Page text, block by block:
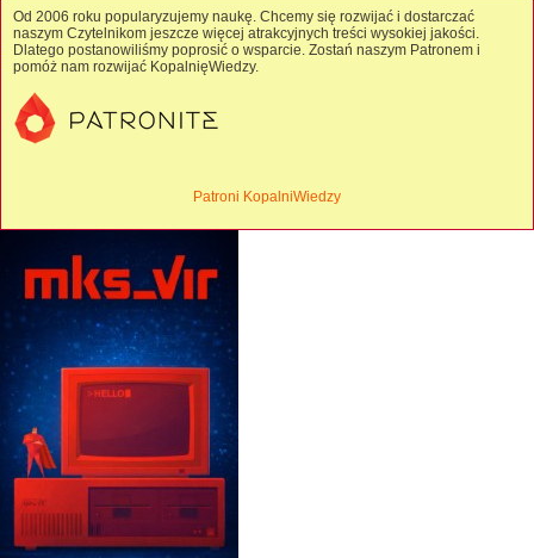
Od 2006 roku popularyzujemy naukę. Chcemy się rozwijać i dostarczać
naszym Czytelnikom jeszcze więcej atrakcyjnych treści wysokiej jakości.
Dlatego postanowiliśmy poprosić o wsparcie. Zostań naszym Patronem i
pomóż nam rozwijać KopalnięWiedzy.
Patroni KopalniWiedzy